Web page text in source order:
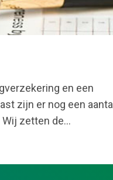
en een
zijn er nog een aantal
zetten de...